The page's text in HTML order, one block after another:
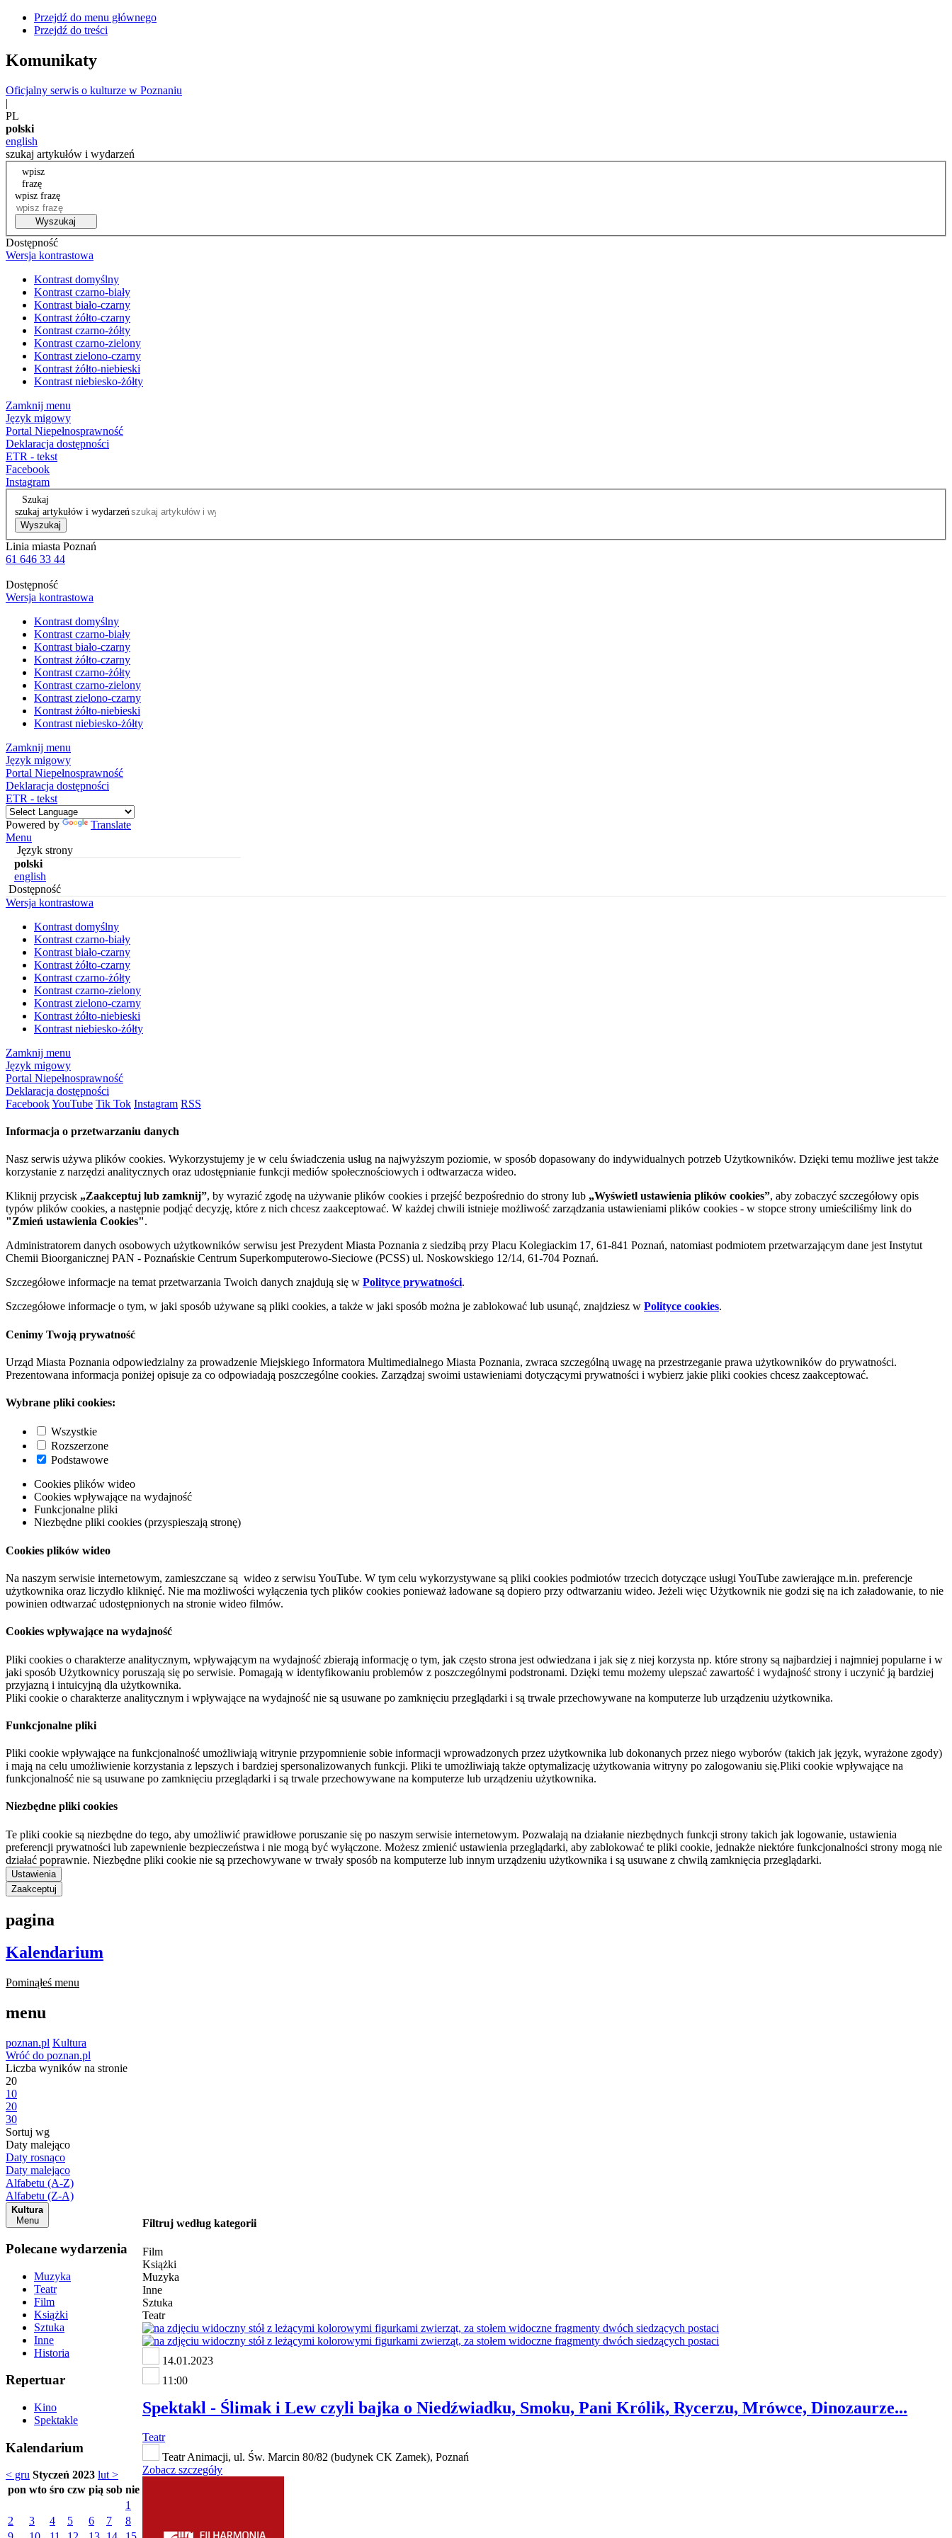
Przejdź do menu głównego
Przejdź do treści
Komunikaty
Oficjalny serwis o kulturze w Poznaniu
|
PL
polski
english
szukaj artykułów i wydarzeń
wpisz
frazę
wpisz frazę
Wyszukaj
Dostępność
Wersja kontrastowa
Kontrast domyślny
Kontrast czarno-biały
Kontrast biało-czarny
Kontrast żółto-czarny
Kontrast czarno-żółty
Kontrast czarno-zielony
Kontrast zielono-czarny
Kontrast żółto-niebieski
Kontrast niebiesko-żółty
Zamknij menu
Język migowy
Portal Niepełnosprawność
Deklaracja dostępności
ETR - tekst
Facebook
Instagram
Szukaj
szukaj artykułów i wydarzeń
Wyszukaj
Linia miasta Poznań
61 646 33 44
Dostępność
Wersja kontrastowa
Kontrast domyślny
Kontrast czarno-biały
Kontrast biało-czarny
Kontrast żółto-czarny
Kontrast czarno-żółty
Kontrast czarno-zielony
Kontrast zielono-czarny
Kontrast żółto-niebieski
Kontrast niebiesko-żółty
Zamknij menu
Język migowy
Portal Niepełnosprawność
Deklaracja dostępności
ETR - tekst
Powered by
Translate
Menu
Język strony
polski
english
Dostępność
Wersja kontrastowa
Kontrast domyślny
Kontrast czarno-biały
Kontrast biało-czarny
Kontrast żółto-czarny
Kontrast czarno-żółty
Kontrast czarno-zielony
Kontrast zielono-czarny
Kontrast żółto-niebieski
Kontrast niebiesko-żółty
Zamknij menu
Język migowy
Portal Niepełnosprawność
Deklaracja dostępności
FacebookYouTube Tik Tok Instagram RSS
Informacja o przetwarzaniu danych
Nasz serwis używa plików cookies. Wykorzystujemy je w celu świadczenia usług na najwyższym poziomie, w sposób dopasowany do indywidualnych potrzeb Użytkowników. Dzięki temu możliwe jest także
korzystanie z narzędzi analitycznych oraz udostępnianie funkcji mediów społecznościowych i odtwarzacza wideo.
Kliknij przycisk „Zaakceptuj lub zamknij”, by wyrazić zgodę na używanie plików cookies i przejść bezpośrednio do strony lub „Wyświetl ustawienia plików cookies”, aby zobaczyć szczegółowy opis
typów plików cookies, a następnie podjąć decyzję, które z nich chcesz zaakceptować. W każdej chwili istnieje możliwość zarządzania ustawieniami plików cookies - w stopce strony umieściliśmy link do
"Zmień ustawienia Cookies".
Administratorem danych osobowych użytkowników serwisu jest Prezydent Miasta Poznania z siedzibą przy Placu Kolegiackim 17, 61-841 Poznań, natomiast podmiotem przetwarzającym dane jest Instytut
Chemii Bioorganicznej PAN - Poznańskie Centrum Superkomputerowo-Sieciowe (PCSS) ul. Noskowskiego 12/14, 61-704 Poznań.
Szczegółowe informacje na temat przetwarzania Twoich danych znajdują się w Polityce prywatności.
Szczegółowe informacje o tym, w jaki sposób używane są pliki cookies, a także w jaki sposób można je zablokować lub usunąć, znajdziesz w Polityce cookies.
Cenimy Twoją prywatność
Urząd Miasta Poznania odpowiedzialny za prowadzenie Miejskiego Informatora Multimedialnego Miasta Poznania, zwraca szczególną uwagę na przestrzeganie prawa użytkowników do prywatności.
Prezentowana informacja poniżej opisuje za co odpowiadają poszczególne cookies. Zarządzaj swoimi ustawieniami dotyczącymi prywatności i wybierz jakie pliki cookies chcesz zaakceptować.
Wybrane pliki cookies:
Wszystkie
Rozszerzone
Podstawowe
Cookies plików wideo
Cookies wpływające na wydajność
Funkcjonalne pliki
Niezbędne pliki cookies (przyspieszają stronę)
Cookies plików wideo
Na naszym serwisie internetowym, zamieszczane są wideo z serwisu YouTube. W tym celu wykorzystywane są pliki cookies podmiotów trzecich dotyczące usługi YouTube zawierające m.in. preferencje
użytkownika oraz liczydło kliknięć. Nie ma możliwości wyłączenia tych plików cookies ponieważ ładowane są dopiero przy odtwarzaniu wideo. Jeżeli więc Użytkownik nie godzi się na ich załadowanie, to nie
powinien odtwarzać udostępnionych na stronie wideo filmów.
Cookies wpływające na wydajność
Pliki cookies o charakterze analitycznym, wpływającym na wydajność zbierają informację o tym, jak często strona jest odwiedzana i jak się z niej korzysta np. które strony są najbardziej i najmniej popularne i w
jaki sposób Użytkownicy poruszają się po serwisie. Pomagają w identyfikowaniu problemów z poszczególnymi podstronami. Dzięki temu możemy ulepszać zawartość i wydajność strony i uczynić ją bardziej
przyjazną i intuicyjną dla użytkownika.
Pliki cookie o charakterze analitycznym i wpływające na wydajność nie są usuwane po zamknięciu przeglądarki i są trwale przechowywane na komputerze lub urządzeniu użytkownika.
Funkcjonalne pliki
Pliki cookie wpływające na funkcjonalność umożliwiają witrynie przypomnienie sobie informacji wprowadzonych przez użytkownika lub dokonanych przez niego wyborów (takich jak język, wyrażone zgody)
i mają na celu umożliwienie korzystania z lepszych i bardziej spersonalizowanych funkcji. Pliki te umożliwiają także optymalizację użytkowania witryny po zalogowaniu się.Pliki cookie wpływające na
funkcjonalność nie są usuwane po zamknięciu przeglądarki i są trwale przechowywane na komputerze lub urządzeniu użytkownika.
Niezbędne pliki cookies
Te pliki cookie są niezbędne do tego, aby umożliwić prawidłowe poruszanie się po naszym serwisie internetowym. Pozwalają na działanie niezbędnych funkcji strony takich jak logowanie, ustawienia
preferencji prywatności lub zapewnienie bezpieczeństwa i nie mogą być wyłączone. Możesz zmienić ustawienia przeglądarki, aby zablokować te pliki cookie, jednakże niektóre funkcjonalności strony mogą nie
działać poprawnie. Niezbędne pliki cookie nie są przechowywane w trwały sposób na komputerze lub innym urządzeniu użytkownika i są usuwane z chwilą zamknięcia przeglądarki.
Ustawienia
Zaakceptuj
pagina
Kalendarium
Pominąłeś menu
menu
poznan.pl Kultura
Wróć do poznan.pl
Liczba wyników na stronie
20
10
20
30
Sortuj wg
Daty malejąco
Daty rosnąco
Daty malejąco
Alfabetu (A-Z)
Alfabetu (Z-A)
Kultura
Menu
Polecane wydarzenia
Muzyka
Teatr
Film
Książki
Sztuka
Inne
Historia
Repertuar
Kino
Spektakle
Kalendarium
< gru Styczeń 2023 lut >
pon wto śro czw pią sob nie
1
2
3 4 5 6 7
8
Filtruj według kategorii
Film
Książki
Muzyka
Inne
Sztuka
Teatr
14.01.2023
11:00
Spektakl - Ślimak i Lew czyli bajka o Niedźwiadku, Smoku, Pani Królik, Rycerzu, Mrówce, Dinozaurze...
Teatr
Teatr Animacji, ul. Św. Marcin 80/82 (budynek CK Zamek), Poznań
Zobacz szczegóły